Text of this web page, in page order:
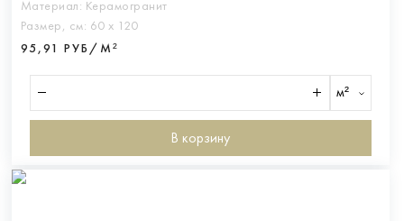
Материал: Керамогранит
Размер, см: 60 х 120
95,91 РУБ/М²
м²
В корзину